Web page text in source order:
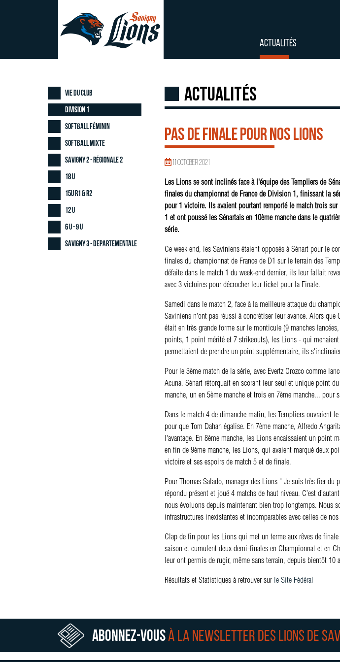
ACTUALITÉS
Actualités
Pas de finale pour nos Lions
11 October 2021
Les Lions se sont inclinés face à l'équipe des Templiers de
finales du championnat de France de Division 1, finissant la
pour 1 victoire. Ils avaient pourtant remporté le match trois sur
1 et ont poussé les Sénartais en 10ème manche dans le
série.
Ce week end, les Saviniens étaient opposés à Sénart pour le
finales du championnat de France de D1 sur le terrain des
défaite dans le match 1 du week-end dernier, ils leur fallait
avec 3 victoires pour décrocher leur ticket pour la Finale.
Samedi dans le match 2, face à la meilleure attaque du
Saviniens n'ont pas réussi à concrétiser leur avance. Alors que
était en très grande forme sur le monticule (9 manches
points, 1 point mérité et 7 strikeouts), les Lions - qui
permettaient de prendre un point supplémentaire, ils
Pour le 3ème match de la série, avec Evertz Orozco comme
Acuna. Sénart rétorquait en scorant leur seul et unique point
manche, un en 5ème manche et trois en 7ème manche... pour
Dans le match 4 de dimanche matin, les Templiers ouvraient
pour que Tom Dahan égalise. En 7ème manche, Alfredo
l'avantage. En 8ème manche, les Lions encaissaient un
en fin de 9ème manche, les Lions, qui avaient marqué deux
victoire et ses espoirs de match 5 et de finale.
Pour Thomas Salado, manager des Lions " Je suis très fier du
répondu présent et joué 4 matchs de haut niveau. C’est
nous évoluons depuis maintenant bien trop longtemps. Nous
infrastructures inexistantes et incomparables avec celles de
Clap de fin pour les Lions qui met un terme aux rêves de
saison et cumulent deux demi-finales en Championnat et en
leur ont permis de rugir, même sans terrain, depuis bientôt 10
Résultats et Statistiques à retrouver sur le Site Fédéral
Vie du club
Division 1
Softball Féminin
Softball Mixte
Savigny 2 - Régionale 2
18 U
15U R1 & R2
12 U
6 U - 9 U
Savigny 3 - Departementale
Abonnez-vousà la newsletter des lions de